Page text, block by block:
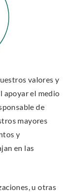
valores y
apoyar el medio
de
mayores
y
en las
u otras